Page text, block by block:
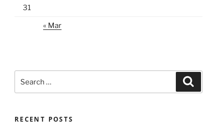
31
« Mar
for:
RECENT POSTS